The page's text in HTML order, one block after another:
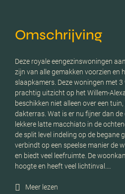
Omschrijving
Deze royale eengezinswoningen
zijn van alle gemakken voorzien en
slaapkamers. Deze woningen met 3
prachtig uitzicht op het Willem-
beschikken niet alleen over een
dakterras. Wat is er nu fijner dan de
lekkere latte macchiato in de
de split level indeling op de begane
verbindt op een speelse manier de
en biedt veel leefruimte. De
hoogte en heeft veel lichtinval.…
Meer lezen